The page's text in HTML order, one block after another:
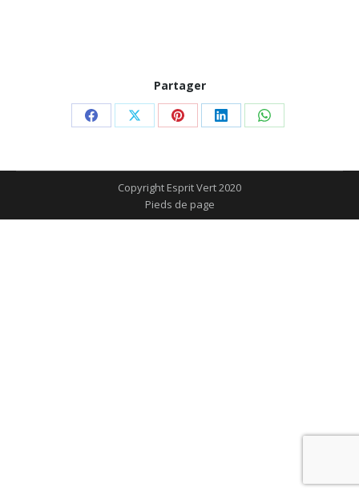
Partager
Partager
Facebook
Partager
X
Partager
Pinterest
Partager
LinkedIn
Partager
WhatsApp
Copyright Esprit Vert 2020
Pieds de page